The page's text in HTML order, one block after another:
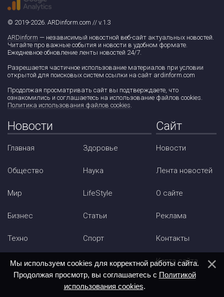
© 2019-2026. ARDinform.com // v.1.3
ARDinform — независимый новостной веб-сайт актуальных новостей.
Читайте про важные события и новости в удобном формате.
Ежедневное обновление ленты новостей 24/7.
Разрешается частичное использование материалов при условии
открытой для поисковых систем ссылки на сайт ardinform.com
Продолжая просматривать сайт вы подтверждаете, что
ознакомились и соглашаетесь на использование файлов cookies.
Политика использования файлов cookies.
Новости
Главная
Общество
Мир
Бизнес
Техно
Здоровье
Наука
LifeStyle
Статьи
Спорт
Сайт
Новости
Лента новостей
О сайте
Реклама
Контакты
Карта сайта
Мы используем cookies для корректной работы сайта.
Продолжая просмотр, вы соглашаетесь с Политикой
использования cookies.